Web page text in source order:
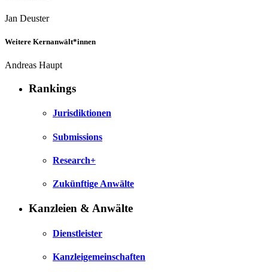
Jan Deuster
Weitere Kernanwält*innen
Andreas Haupt
Rankings
Jurisdiktionen
Submissions
Research+
Zukünftige Anwälte
Kanzleien & Anwälte
Dienstleister
Kanzleigemeinschaften